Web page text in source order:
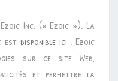
Inc. (« Ezoic »). La
est disponible ici . Ezoic
sur ce site Web,
et permettre la